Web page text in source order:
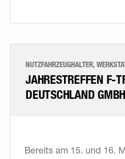
NUTZFAHRZEUGHALTER,
JAHRESTREFFEN F-
DEUTSCHLAND GMBH
Bereits am 15. und 16.